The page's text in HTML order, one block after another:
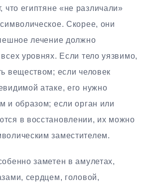
что египтяне «не различали»
Скорее, они
лечение должно
уровнях. Если тело уязвимо,
веществом; если человек
атаке, его нужно
и образом; если орган или
в восстановлении, их можно
заместителем.
заметен в амулетах,
сердцем, головой,